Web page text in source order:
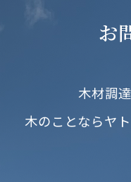
お
木材調
木のことならヤ